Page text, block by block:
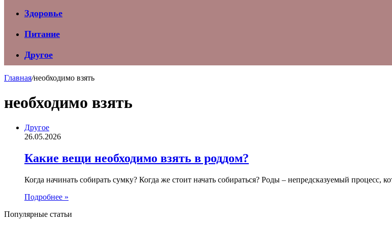
Здоровье
Питание
Другое
Главная/необходимо взять
необходимо взять
Другое
26.05.2026
Какие вещи необходимо взять в роддом?
Когда начинать собирать сумку? Когда же стоит начать собираться? Роды – непредсказуемый
Подробнее »
Популярные статьи